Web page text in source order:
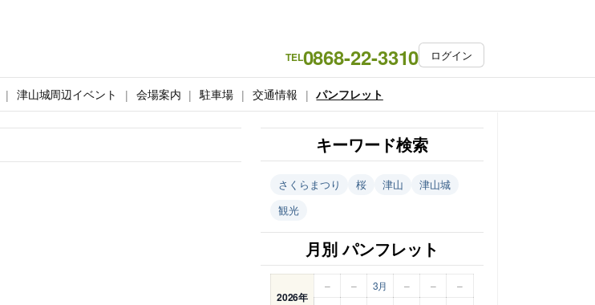
TEL0868-22-3310 ログイン
津山城周辺イベント 会場案内 駐車場 交通情報 パンフレット
キーワード検索
さくらまつり 桜 津山
津山城
観光
月別 パンフレット
2026年
– – 3月 – –
–